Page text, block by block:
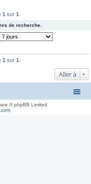
1 sur 1
de recherche.
1 sur 1
Aller à
© phpBB Limited